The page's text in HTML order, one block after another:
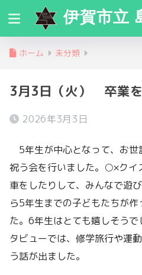
伊賀市立
ホーム 未分類
3月3日（火） 卒業
2026年3月3日
5年生が中心となって、お世
祝う会を行いました。○×クイ
車をしたりして、みんなで遊
ら5年生までの子どもたちが
た。6年生はとても嬉しそう
タビューでは、修学旅行や運
う話が出ました。